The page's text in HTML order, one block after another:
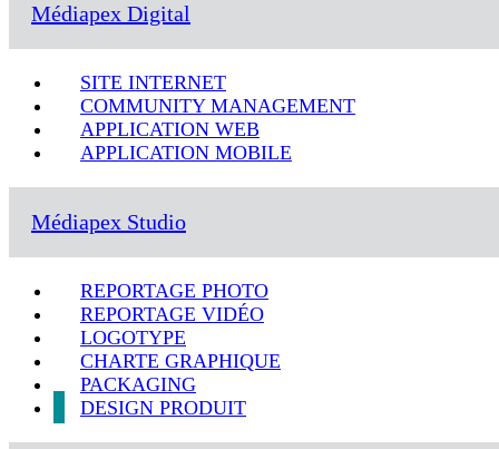
Médiapex Digital
SITE INTERNET
COMMUNITY MANAGEMENT
APPLICATION WEB
APPLICATION MOBILE
Médiapex Studio
REPORTAGE PHOTO
REPORTAGE VIDÉO
LOGOTYPE
CHARTE GRAPHIQUE
PACKAGING
DESIGN PRODUIT